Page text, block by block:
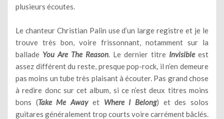
plusieurs écoutes.
Le chanteur Christian Palin use d’un large registre et je le
trouve très bon, voire frissonnant, notamment sur la
ballade You Are The Reason. Le dernier titre Invisible est
assez différent du reste, presque pop-rock, il n’en demeure
pas moins un tube très plaisant à écouter. Pas grand chose
à redire donc sur cet album, si ce n’est deux titres moins
bons (Take Me Awayet Where I Belong) et des solos
guitares généralement trop courts voire carrément bâclés.